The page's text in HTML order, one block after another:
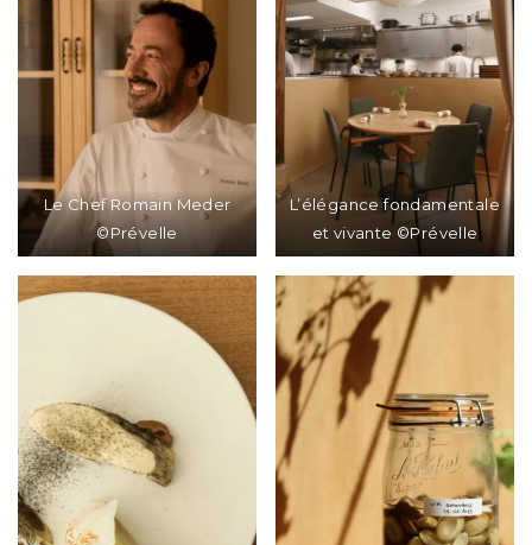
Le Chef Romain Meder
©Prévelle
L’élégance fondamentale
et vivante ©Prévelle